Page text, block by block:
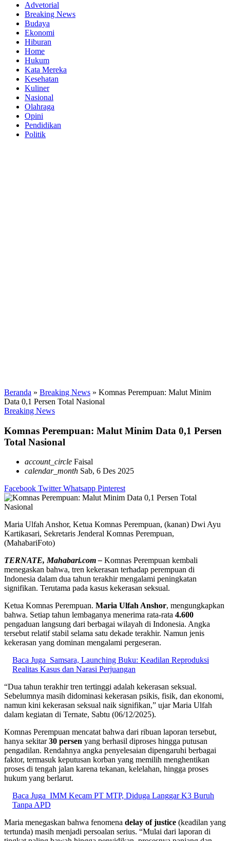
Advetorial
Breaking News
Budaya
Ekonomi
Hiburan
Home
Hukum
Kata Mereka
Kesehatan
Kuliner
Nasional
Olahraga
Opini
Pendidikan
Politik
Beranda » Breaking News » Komnas Perempuan: Malut Minim
Data 0,1 Persen Total Nasional
Breaking News
Komnas Perempuan: Malut Minim Data 0,1 Persen
Total Nasional
account_circle Faisal
calendar_month Sab, 6 Des 2025
Facebook Twitter Whatsapp Pinterest
Maria Ulfah Anshor, Ketua Komnas Perempuan, (kanan) Dwi Ayu
Kartikasari, Sekretaris Jenderal Komnas Perempuan,
(MahabariFoto)
TERNATE, Mahabari.com – Komnas Perempuan kembali
menegaskan bahwa, tren kekerasan terhadap perempuan di
Indonesia dalam dua tahun terakhir mengalami peningkatan
signifikan. Terutama pada kasus kekerasan seksual.
Ketua Komnas Perempuan. Maria Ulfah Anshor, mengungkapkan
bahwa. Setiap tahun lembaganya menerima rata-rata 4.600
pengaduan langsung dari berbagai wilayah di Indonesia. Angka
tersebut relatif stabil selama satu dekade terakhir. Namun jenis
kekerasan yang dominan mengalami pergeseran.
Baca Juga Samsara, Launching Buku: Keadilan Reproduksi
Realitas Kasus dan Narasi Perjuangan
“Dua tahun terakhir tren tertinggi adalah kekerasan seksual.
Sebelumnya masih didominasi kekerasan psikis, fisik, dan ekonomi,
namun kini kekerasan seksual naik signifikan,” ujar Maria Ulfah
dalam kegiatan di Ternate, Sabtu (06/12/2025).
Komnas Perempuan mencatat bahwa dari ribuan laporan tersebut,
hanya sekitar30 persen yang berhasil diproses hingga putusan
pengadilan. Rendahnya angka penyelesaian dipengaruhi berbagai
faktor, termasuk keputusan korban yang memilih menghentikan
proses di tengah jalan karena tekanan, kelelahan, hingga proses
hukum yang berlarut.
Baca Juga IMM Kecam PT MTP, Diduga Langgar K3 Buruh
Tanpa APD
Maria menegaskan bahwa fenomena delay of justice (keadilan yang
tertunda) masih menjadi persoalan serius. “Mulai dari laporan di